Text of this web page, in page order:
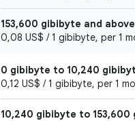
153,600 gibibyte and above
0,08 US$ / 1 gibibyte, per 1
0 gibibyte to 10,240
0,12 US$ / 1 gibibyte, per 1
10,240 gibibyte to 153,600